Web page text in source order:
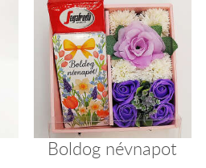
Boldog névnapot